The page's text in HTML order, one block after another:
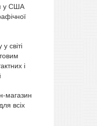
у США
світі
і
магазин
всіх